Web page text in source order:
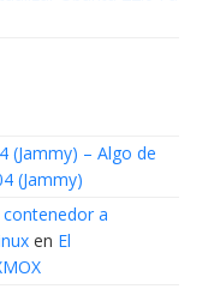
(Jammy) – Algo de
(Jammy)
a
en El